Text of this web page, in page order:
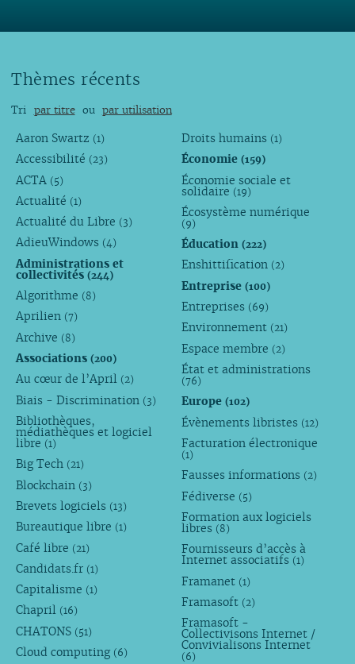
Thèmes récents
Tri par titre ou par utilisation
Aaron Swartz (1)
Accessibilité (23)
ACTA (5)
Actualité (1)
Actualité du Libre (3)
AdieuWindows (4)
Administrations et
collectivités (244)
Algorithme (8)
Aprilien (7)
Archive (8)
Associations (200)
Au cœur de l’April (2)
Biais - Discrimination (3)
Bibliothèques,
médiathèques et logiciel
libre (1)
Big Tech (21)
Blockchain (3)
Brevets logiciels (13)
Bureautique libre (1)
Café libre (21)
Candidats.fr (1)
Capitalisme (1)
Chapril (16)
CHATONS (51)
Cloud computing (6)
Droits humains (1)
Économie(159)
Économie sociale et
solidaire (19)
Écosystème numérique
(9)
Éducation(222)
Enshittification (2)
Entreprise(100)
Entreprises (69)
Environnement (21)
Espace membre (2)
État et administrations
(76)
Europe(102)
Évènements libristes (12)
Facturation électronique
(1)
Fausses informations (2)
Fédiverse (5)
Formation aux logiciels
libres (8)
Fournisseurs d’accès à
Internet associatifs (1)
Framanet (1)
Framasoft (2)
Framasoft -
Collectivisons Internet /
Convivialisons Internet
(6)